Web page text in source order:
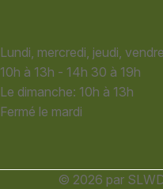
Lundi, mercredi, jeudi,
10h à 13h - 14h 30 à 19h
Le dimanche: 10h à 13h
Fermé le mardi
© 2026 par